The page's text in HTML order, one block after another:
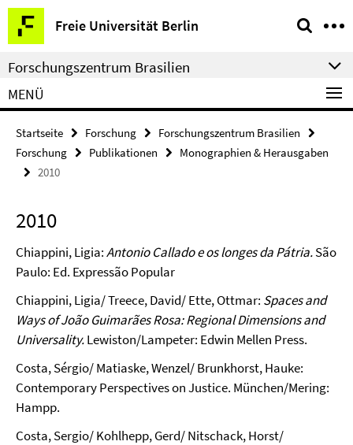
Springe
direkt
zu
Inhalt
Freie Universität Berlin
Service-
Navigation
Forschungszentrum Brasilien
MENÜ
Startseite Forschung
Forschungszentrum Brasilien
Forschung
Publikationen
Monographien & Herausgaben
2010
2010
Chiappini, Ligia:Antonio Callado e os longes da Pátria.São
Paulo: Ed. Expressão Popular
Chiappini, Ligia/ Treece, David/ Ette, Ottmar: Spaces and
Ways of João Guimarães Rosa: Regional Dimensions and
Universality.Lewiston/Lampeter: Edwin Mellen Press.
Costa, Sérgio/ Matiaske, Wenzel/ Brunkhorst, Hauke:
Contemporary Perspectives on Justice. München/Mering:
Hampp.
Costa, Sergio/ Kohlhepp, Gerd/ Nitschack, Horst/